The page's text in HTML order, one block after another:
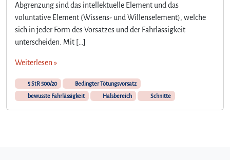
Abgrenzung sind das intellektuelle Element und das
voluntative Element (Wissens- und Willenselement), welche
sich in jeder Form des Vorsatzes und der Fahrlässigkeit
unterscheiden. Mit […]
Weiterlesen »
5 StR 500/20
Bedingter Tötungsvorsatz
bewusste Fahrlässigkeit
Halsbereich Schnitte